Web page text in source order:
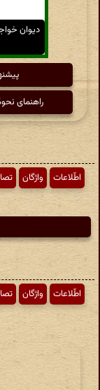
دیوان
راهنمای
اطّلاعات واژگان
اطّلاعات واژگان